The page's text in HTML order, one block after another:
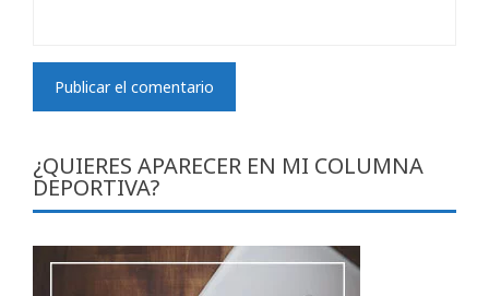
¿QUIERES APARECER EN MI COLUMNA
DEPORTIVA?